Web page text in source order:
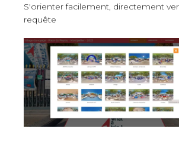
S'orienter facilement, directement
requête